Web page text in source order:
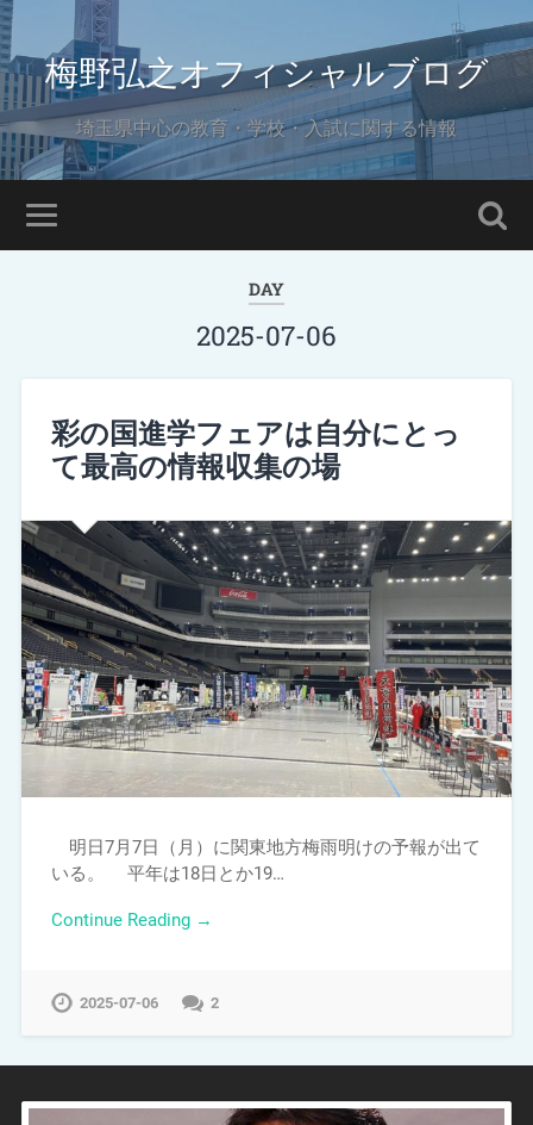
梅野弘之オフィシャルブログ
埼玉県中心の教育・学校・入試に関する情報
DAY
2025-07-06
彩の国進学フェアは自分にとっ
て最高の情報収集の場
明日7月7日（月）に関東地方梅雨明けの予報が出て
いる。 平年は18日とか19…
Continue Reading →
2025-07-06 2